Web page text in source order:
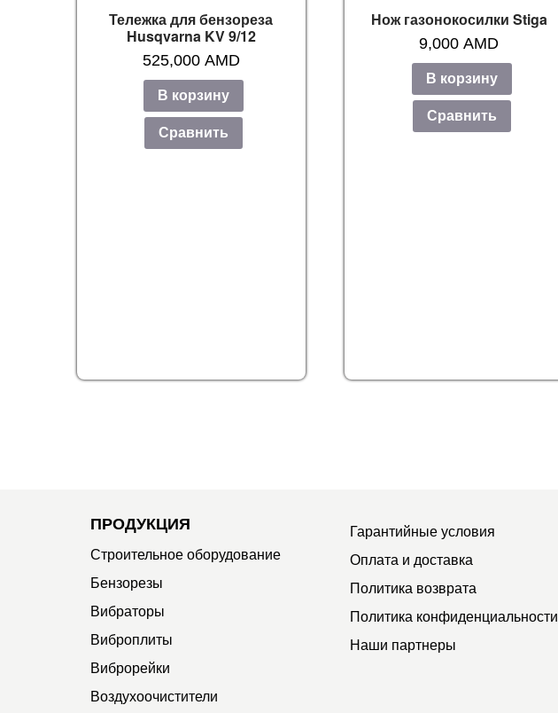
Тележка для бензореза
Husqvarna KV 9/12
525,000 AMD
В корзину
Сравнить
Нож газонокосилки Stiga
9,000AMD
В корзину
Сравнить
ПРОДУКЦИЯ
Строительное оборудование
Бензорезы
Вибраторы
Виброплиты
Виброрейки
Воздухоочистители
Гарантийные условия
Оплата и доставка
Политика возврата
Политика конфиденциальности
Наши партнеры